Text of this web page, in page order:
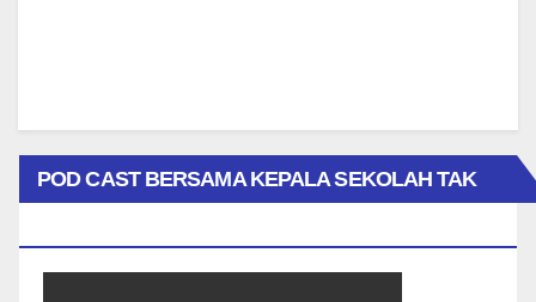
POD CAST BERSAMA KEPALA SEKOLAH TAK